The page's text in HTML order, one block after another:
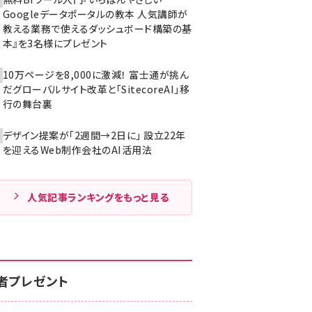
Googleデータポータルの教本 人気講師が
教える業務で使えるダッシュボード構築の基
本』を3名様にプレゼント
10万ページを8,000に激減！ 富士通が挑ん
だグローバルサイト改革と「SitecoreAI」移
行の舞台裏
デザイン提案が「2週間→2日に」 設立22年
を迎えるWeb制作会社のAI活用法
人気記事ランキングをもっと見る
プレゼント